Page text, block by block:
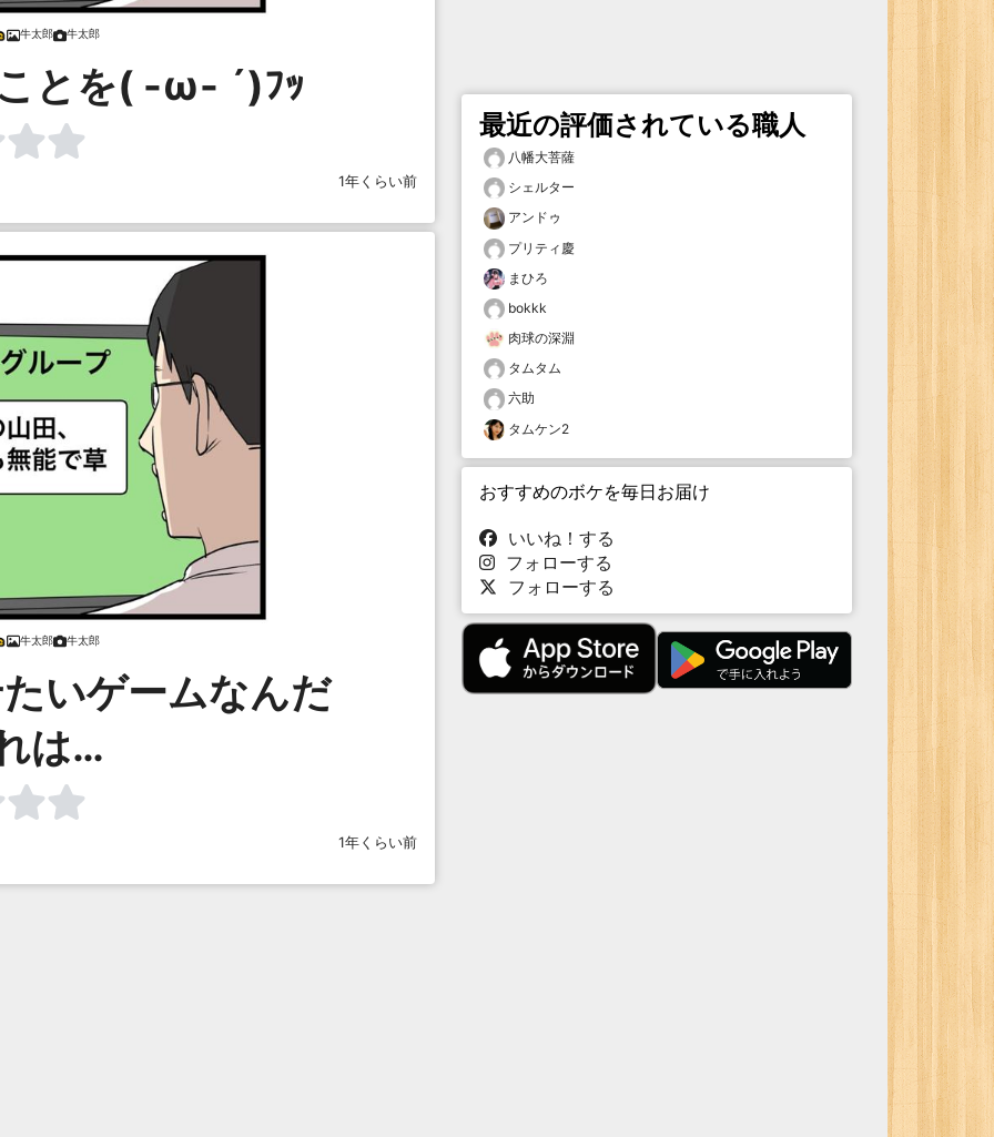
牛太郎 牛太郎
とを( -ω- ´)ﾌｯ
1年くらい前
牛太郎 牛太郎
いゲームなんだ
は…
1年くらい前
最近の評価されている職人
八幡大菩薩
シェルター
アンドゥ
プリティ慶
まひろ
bokkk
肉球の深淵
タムタム
六助
タムケン2
おすすめのボケを毎日お届け
いいね！する
フォローする
フォローする